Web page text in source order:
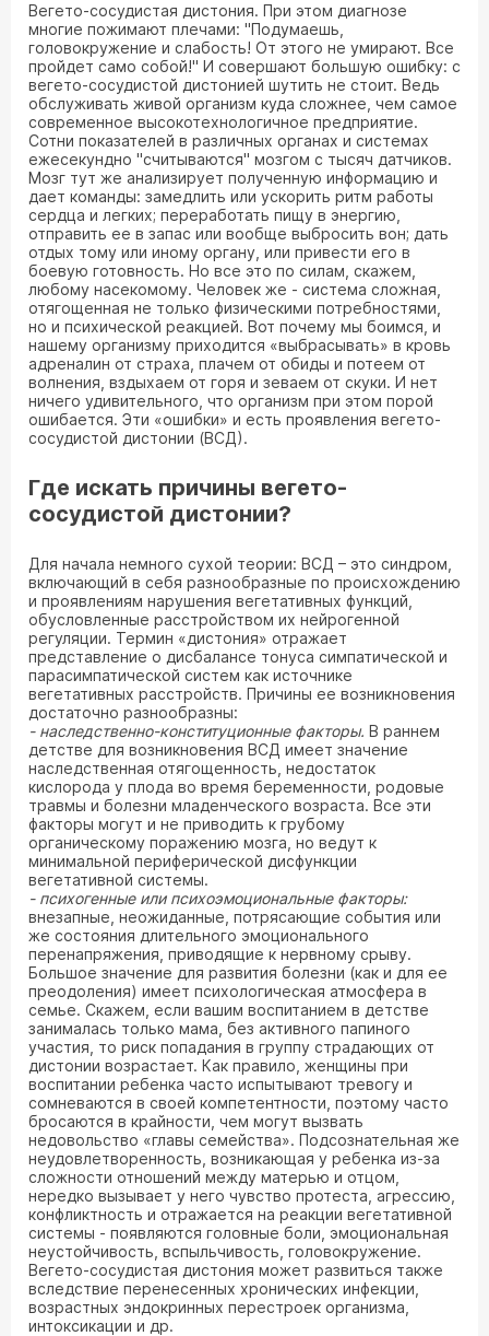
Вегето-сосудистая дистония. При этом диагнозе
многие пожимают плечами: "Подумаешь,
головокружение и слабость! От этого не умирают. Все
пройдет само собой!" И совершают большую ошибку: с
вегето-сосудистой дистонией шутить не стоит. Ведь
обслуживать живой организм куда сложнее, чем самое
современное высокотехнологичное предприятие.
Сотни показателей в различных органах и системах
ежесекундно "считываются" мозгом с тысяч датчиков.
Mозг тут же анализирует полученную информацию и
дает команды: замедлить или ускорить ритм работы
сердца и легких; переработать пищу в энергию,
отправить ее в запас или вообще выбросить вон; дать
отдых тому или иному органу, или привести его в
боевую готовность. Но все это по силам, скажем,
любому насекомому. Человек же - система сложная,
отягощенная не только физическими потребностями,
но и психической реакцией. Вот почему мы боимся, и
нашему организму приходится «выбрасывать» в кровь
адреналин от страха, плачем от обиды и потеем от
волнения, вздыхаем от горя и зеваем от скуки. И нет
ничего удивительного, что организм при этом порой
ошибается. Эти «ошибки» и есть проявления вегето-
сосудистой дистонии (ВСД).
Где искать причины вегето-
сосудистой дистонии?
Для начала немного сухой теории: ВСД – это синдром,
включающий в себя разнообразные по происхождению
и проявлениям нарушения вегетативных функций,
обусловленные расстройством их нейрогенной
регуляции. Термин «дистония» отражает
представление о дисбалансе тонуса симпатической и
парасимпатической систем как источнике
вегетативных расстройств. Причины ее возникновения
достаточно разнообразны:
- наследственно-конституционные факторы. В раннем
детстве для возникновения ВСД имеет значение
наследственная отягощенность, недостаток
кислорода у плода во время беременности, родовые
травмы и болезни младенческого возраста. Все эти
факторы могут и не приводить к грубому
органическому поражению мозга, но ведут к
минимальной периферической дисфункции
вегетативной системы.
- психогенные или психоэмоциональные факторы:
внезапные, неожиданные, потрясающие события или
же состояния длительного эмоционального
перенапряжения, приводящие к нервному срыву.
Большое значение для развития болезни (как и для ее
преодоления) имеет психологическая атмосфера в
семье. Скажем, если вашим воспитанием в детстве
занималась только мама, без активного папиного
участия, то риск попадания в группу страдающих от
дистонии возрастает. Как правило, женщины при
воспитании ребенка часто испытывают тревогу и
сомневаются в своей компетентности, поэтому часто
бросаются в крайности, чем могут вызвать
недовольство «главы семейства». Подсознательная же
неудовлетворенность, возникающая у ребенка из-за
сложности отношений между матерью и отцом,
нередко вызывает у него чувство протеста, агрессию,
конфликтность и отражается на реакции вегетативной
системы - появляются головные боли, эмоциональная
неустойчивость, вспыльчивость, головокружение.
Вегето-сосудистая дистония может развиться также
вследствие перенесенных хронических инфекции,
возрастных эндокринных перестроек организма,
интоксикации и др.